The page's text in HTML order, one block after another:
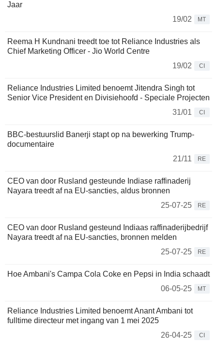
Jaar
19/02
MT
Reema H Kundnani treedt toe tot Reliance Industries als
Chief Marketing Officer - Jio World Centre
19/02
CI
Reliance Industries Limited benoemt Jitendra Singh tot
Senior Vice President en Divisiehoofd - Speciale Projecten
31/01
CI
BBC-bestuurslid Banerji stapt op na bewerking Trump-
documentaire
21/11
RE
CEO van door Rusland gesteunde Indiase raffinaderij
Nayara treedt af na EU-sancties, aldus bronnen
25-07-25
RE
CEO van door Rusland gesteund Indiaas raffinaderijbedrijf
Nayara treedt af na EU-sancties, bronnen melden
25-07-25
RE
Hoe Ambani's Campa Cola Coke en Pepsi in India schaadt
06-05-25
MT
Reliance Industries Limited benoemt Anant Ambani tot
fulltime directeur met ingang van 1 mei 2025
26-04-25
CI